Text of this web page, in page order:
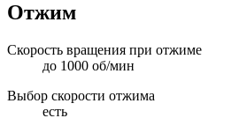
Отжим
Скорость вращения при отжиме
до 1000 об/мин
Выбор скорости отжима
есть